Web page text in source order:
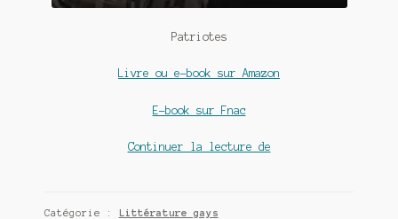
Patriotes
Livre ou e-book sur Amazon
E-book sur Fnac
Continuer la lecture dePatriotes,
Catégorie : Littérature gays